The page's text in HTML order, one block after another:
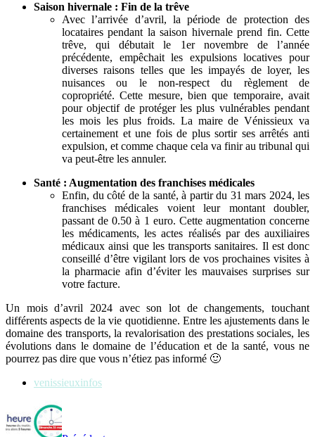
Saison hivernale : Fin de la trêve
Avec l’arrivée d’avril, la période de protection des
locataires pendant la saison hivernale prend fin. Cette
trêve, qui débutait le 1er novembre de l’année
précédente, empêchait les expulsions locatives pour
diverses raisons telles que les impayés de loyer, les
nuisances ou le non-respect du règlement de
copropriété. Cette mesure, bien que temporaire, avait
pour objectif de protéger les plus vulnérables pendant
les mois les plus froids. La maire de Vénissieux va
certainement et une fois de plus sortir ses arrêtés anti
expulsion, et comme chaque cela va finir au tribunal qui
va peut-être les annuler.
Santé : Augmentation des franchises médicales
Enfin, du côté de la santé, à partir du 31 mars 2024, les
franchises médicales voient leur montant doubler,
passant de 0.50 à 1 euro. Cette augmentation concerne
les médicaments, les actes réalisés par des auxiliaires
médicaux ainsi que les transports sanitaires. Il est donc
conseillé d’être vigilant lors de vos prochaines visites à
la pharmacie afin d’éviter les mauvaises surprises sur
votre facture.
Un mois d’avril 2024 avec son lot de changements, touchant
différents aspects de la vie quotidienne. Entre les ajustements dans le
domaine des transports, la revalorisation des prestations sociales, les
évolutions dans le domaine de l’éducation et de la santé, vous ne
pourrez pas dire que vous n’étiez pas informé 🙂
venissieuxinfos